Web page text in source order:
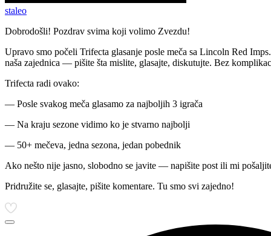
staleo
Dobrodošli! Pozdrav svima koji volimo Zvezdu!
Upravo smo počeli Trifecta glasanje posle meča sa Lincoln Red
naša zajednica — pišite šta mislite, glasajte, diskutujte. Bez
Trifecta radi ovako:
— Posle svakog meča glasamo za najboljih 3 igrača
— Na kraju sezone vidimo ko je stvarno najbolji
— 50+ mečeva, jedna sezona, jedan pobednik
Ako nešto nije jasno, slobodno se javite — napišite post ili mi
Pridružite se, glasajte, pišite komentare. Tu smo svi zajedno!